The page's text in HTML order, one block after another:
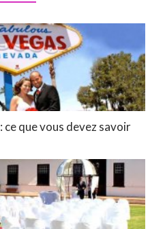
ce que vous devez savoir